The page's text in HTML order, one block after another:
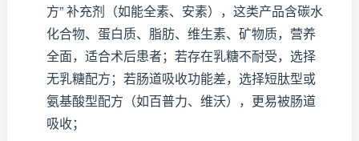
方” 补充剂（如能全素、安素），这类产品含碳水
化合物、蛋白质、脂肪、维生素、矿物质，营养
全面，适合术后患者；若存在乳糖不耐受，选择
无乳糖配方；若肠道吸收功能差，选择短肽型或
氨基酸型配方（如百普力、维沃），更易被肠道
吸收；